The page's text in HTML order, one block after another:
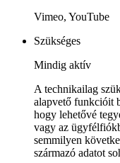
Vimeo, YouTube
Szükséges
Mindig aktív
A technikailag
alapvető funkcióit
hogy lehetővé
vagy az
semmilyen
származó adatot